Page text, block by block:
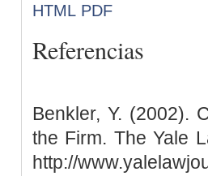
HTML PDF
Referencias
Benkler, Y. (2002).
the Firm. The Yale
http://